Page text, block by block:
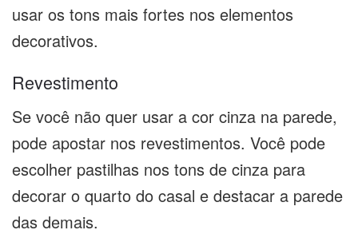
usar os tons mais fortes nos elementos
decorativos.
Revestimento
Se você não quer usar a cor cinza na parede,
pode apostar nos revestimentos. Você pode
escolher pastilhas nos tons de cinza para
decorar o quarto do casal e destacar a parede
das demais.